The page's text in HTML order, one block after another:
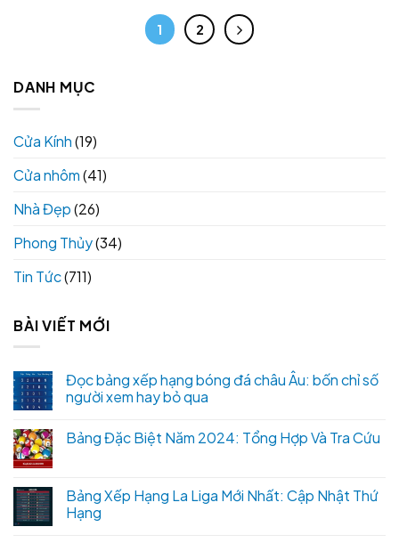
1 2
DANH MỤC
Cửa Kính(19)
Cửa nhôm(41)
Nhà Đẹp(26)
Phong Thủy(34)
Tin Tức(711)
BÀI VIẾT MỚI
Đọc bảng xếp hạng bóng đá châu Âu: bốn chỉ số
người xem hay bỏ qua
Bảng Đặc Biệt Năm 2024: Tổng Hợp Và Tra Cứu
Bảng Xếp Hạng La Liga Mới Nhất: Cập Nhật Thứ
Hạng